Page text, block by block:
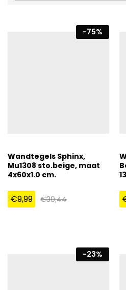
-75%
Wandtegels Sphinx,
Mu1308 sto.beige, maat
4x60x1.0 cm.
€9,99 €39,44
-23%